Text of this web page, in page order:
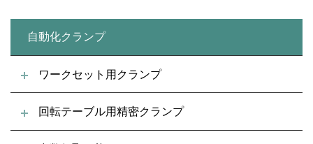
自動化クランプ
ワークセット用クランプ
回転テーブル用精密クランプ